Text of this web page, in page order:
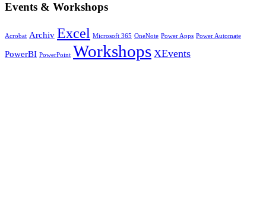
Events & Workshops
Acrobat Archiv Excel Microsoft 365 OneNote Power Apps Power Automate
PowerBI PowerPoint Workshops XEvents